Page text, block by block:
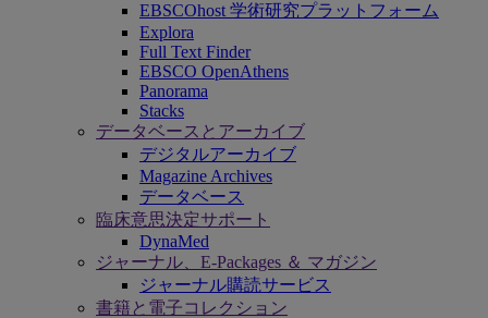
EBSCOhost 学術研究プラットフォーム
Explora
Full Text Finder
EBSCO OpenAthens
Panorama
Stacks
データベースとアーカイブ
デジタルアーカイブ
Magazine Archives
データベース
臨床意思決定サポート
DynaMed
ジャーナル、E-Packages ＆ マガジン
ジャーナル購読サービス
書籍と電子コレクション